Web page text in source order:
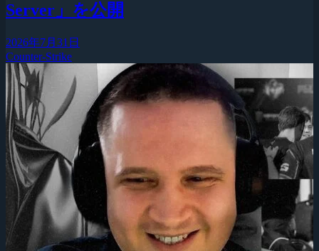
Server」を公開
2026年7月31日
Counter-Strike